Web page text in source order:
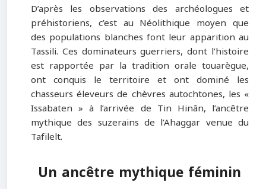
D’après les observations des archéologues et
préhistoriens, c’est au Néolithique moyen que
des populations blanches font leur apparition au
Tassili. Ces dominateurs guerriers, dont l’histoire
est rapportée par la tradition orale touarègue,
ont conquis le territoire et ont dominé les
chasseurs éleveurs de chèvres autochtones, les «
Issabaten » à l’arrivée de Tin Hinân, l’ancêtre
mythique des suzerains de l’Ahaggar venue du
Tafilelt.
Un ancêtre mythique féminin